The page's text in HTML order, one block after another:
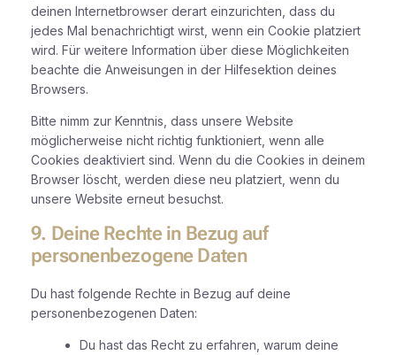
deinen Internetbrowser derart einzurichten, dass du
jedes Mal benachrichtigt wirst, wenn ein Cookie platziert
wird. Für weitere Information über diese Möglichkeiten
beachte die Anweisungen in der Hilfesektion deines
Browsers.
Bitte nimm zur Kenntnis, dass unsere Website
möglicherweise nicht richtig funktioniert, wenn alle
Cookies deaktiviert sind. Wenn du die Cookies in deinem
Browser löscht, werden diese neu platziert, wenn du
unsere Website erneut besuchst.
9. Deine Rechte in Bezug auf
personenbezogene Daten
Du hast folgende Rechte in Bezug auf deine
personenbezogenen Daten:
Du hast das Recht zu erfahren, warum deine